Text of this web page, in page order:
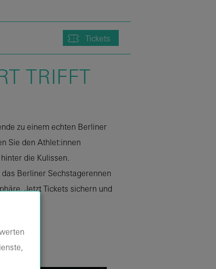
Tickets
TRIFFT
zu einem echten Berliner
Sie den Athlet:innen
die Kulissen.
Berliner Sechstagerennen
Jetzt Tickets sichern und